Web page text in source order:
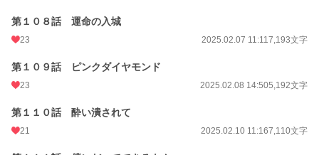
第１０８話 運命の入城
23 2025.02.07 11:117,193文字
第１０９話 ピンクダイヤモンド
23 2025.02.08 14:505,192文字
第１１０話 酔い潰されて
21 2025.02.10 11:167,110文字